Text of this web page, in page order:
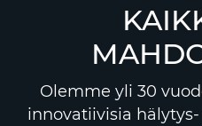
Olemme yli 30
innovatiivisia